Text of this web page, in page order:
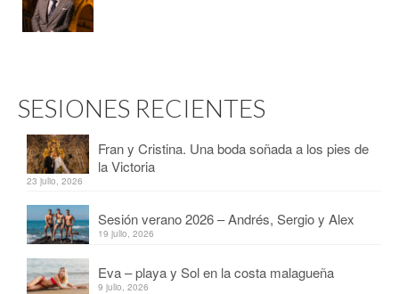
SESIONES RECIENTES
Fran y Cristina. Una boda soñada a los pies de
la Victoria
23 julio, 2026
Sesión verano 2026 – Andrés, Sergio y Alex
19 julio, 2026
Eva – playa y Sol en la costa malagueña
9 julio, 2026